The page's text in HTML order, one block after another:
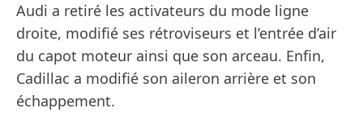
Audi a retiré les activateurs du mode ligne
droite, modifié ses rétroviseurs et l’entrée d’air
du capot moteur ainsi que son arceau. Enfin,
Cadillac a modifié son aileron arrière et son
échappement.